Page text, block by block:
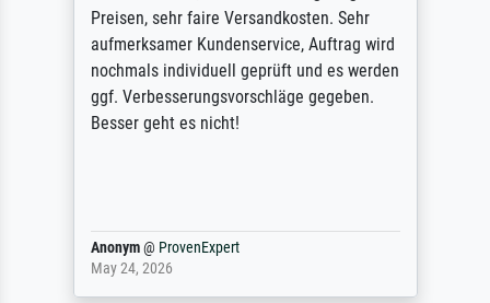
Door de 69505 beschikbare kunstenaars
scrollen is echter onbegonnen werk (na
stoppen begint het weer van voor af aan).
Als er naar een bepaalde kunstenaar
gevraagd wordt krijg je ook een aantal
philip@ProvenExpert
September 23, 2025